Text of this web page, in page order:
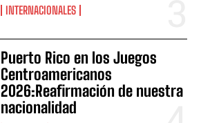
INTERNACIONALES
Puerto Rico en los Juegos
Centroamericanos
2026:Reafirmación de nuestra
nacionalidad